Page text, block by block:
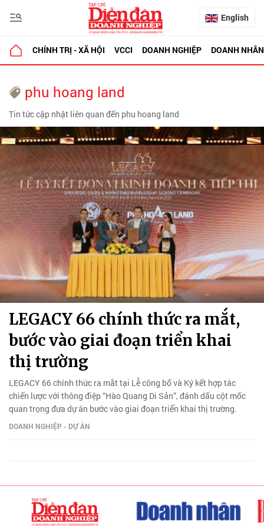
English
CHÍNH TRỊ - XÃ HỘI VCCI DOANH NGHIỆP DOANH NHÂN
phu hoang land
Tin tức cập nhật liên quan đến phu hoang land
LEGACY 66 chính thức ra mắt,
bước vào giai đoạn triển khai
thị trường
LEGACY 66 chính thức ra mắt tại Lễ công bố và Ký kết hợp tác
chiến lược với thông điệp “Hào Quang Di Sản”, đánh dấu cột mốc
quan trọng đưa dự án bước vào giai đoạn triển khai thị trường.
DOANH NGHIỆP - DỰ ÁN